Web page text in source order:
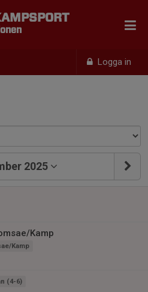
Logga in
2025
Kamp
Kamp
(4-6)